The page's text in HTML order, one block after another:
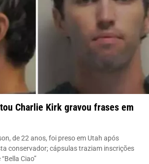
Charlie Kirk gravou frases em
de 22 anos, foi preso em Utah após
conservador; cápsulas traziam inscrições
Ciao”